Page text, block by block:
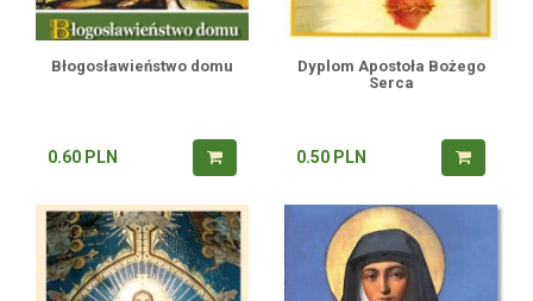
Błogosławieństwo domu
0.60 PLN
Dyplom Apostoła Bożego
Serca
0.50 PLN